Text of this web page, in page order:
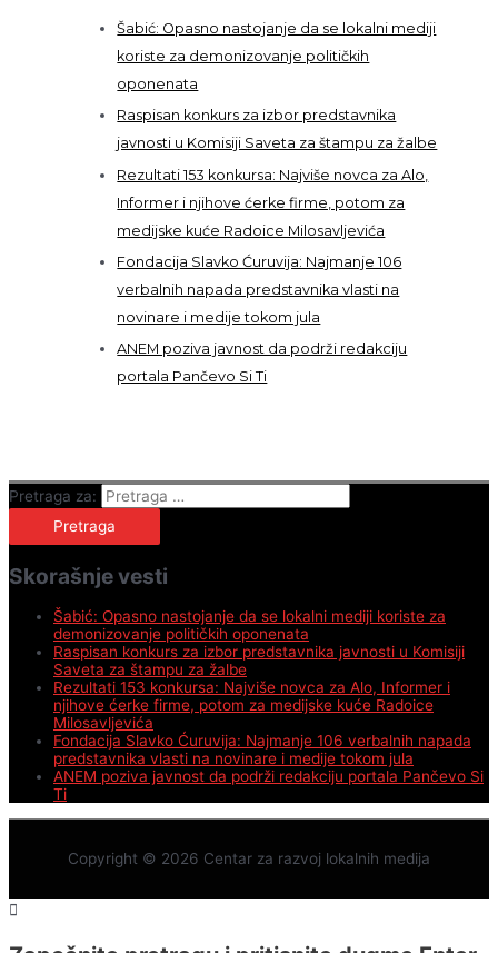
Šabić: Opasno nastojanje da se lokalni mediji
koriste za demonizovanje političkih
oponenata
Raspisan konkurs za izbor predstavnika
javnosti u Komisiji Saveta za štampu za žalbe
Rezultati 153 konkursa: Najviše novca za Alo,
Informer i njihove ćerke firme, potom za
medijske kuće Radoice Milosavljevića
Fondacija Slavko Ćuruvija: Najmanje 106
verbalnih napada predstavnika vlasti na
novinare i medije tokom jula
ANEM poziva javnost da podrži redakciju
portala Pančevo Si Ti
Pretraga za:
Skorašnje vesti
Šabić: Opasno nastojanje da se lokalni mediji koriste za
demonizovanje političkih oponenata
Raspisan konkurs za izbor predstavnika javnosti u Komisiji
Saveta za štampu za žalbe
Rezultati 153 konkursa: Najviše novca za Alo, Informer i
njihove ćerke firme, potom za medijske kuće Radoice
Milosavljevića
Fondacija Slavko Ćuruvija: Najmanje 106 verbalnih napada
predstavnika vlasti na novinare i medije tokom jula
ANEM poziva javnost da podrži redakciju portala Pančevo Si
Ti
Copyright © 2026 Centar za razvoj lokalnih medija